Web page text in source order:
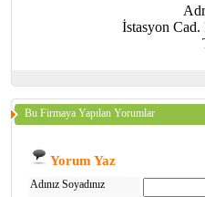
İstasyon
Bu Firmaya Yapılan Yorumlar
Yorum Yaz
Adınız Soyadınız